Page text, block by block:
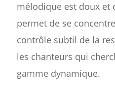
mélodique est doux et
permet de se
contrôle subtil de la
les chanteurs qui
gamme dynamique.